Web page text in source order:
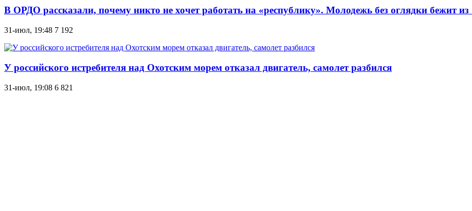
В ОРДО рассказали, почему никто не хочет работать на «республику». Молодежь без оглядки бежит
31-июл, 19:48 7 192
У российского истребителя над Охотским морем отказал двигатель, самолет разбился
31-июл, 19:08 6 821